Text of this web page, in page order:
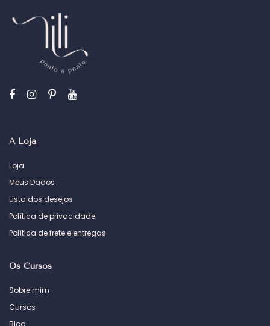
A Loja
Loja
Meus Dados
Lista dos desejos
Política de privacidade
Política de frete e entregas
Os Cursos
Sobre mim
Cursos